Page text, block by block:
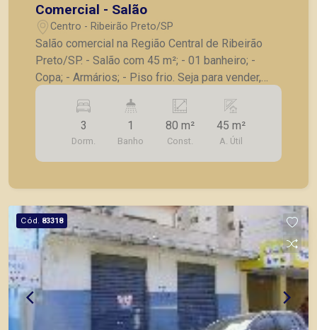
Comercial - Salão
Centro - Ribeirão Preto/SP
Salão comercial na Região Central de Ribeirão
Preto/SP. - Salão com 45 m²; - 01 banheiro; -
Copa; - Armários; - Piso frio. Seja para vender,
alugar ou adquirir seu imóvel entre em contato
com a Piramid Imóveis, a sua imobiliária em
Ribeirão Preto.
3
Dorm.
1
Banho
80 m²
Const.
45 m²
A. Útil
Cód. 83318